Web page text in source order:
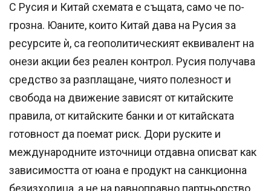
С Русия и Китай схемата е същата, само че по-
грозна. Юаните, които Китай дава на Русия за
ресурсите ѝ, са геополитическият еквивалент на
онези акции без реален контрол. Русия получава
средство за разплащане, чиято полезност и
свобода на движение зависят от китайските
правила, от китайските банки и от китайската
готовност да поемат риск. Дори руските и
международните източници отдавна описват как
зависимостта от юана е продукт на санкционна